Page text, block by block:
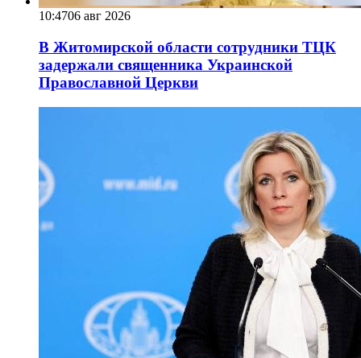
10:4706 авг 2026
В Житомирской области сотрудники ТЦК
задержали священника Украинской
Православной Церкви